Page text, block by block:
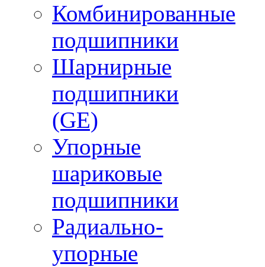
Комбинированные
подшипники
Шарнирные
подшипники
(GE)
Упорные
шариковые
подшипники
Радиально-
упорные